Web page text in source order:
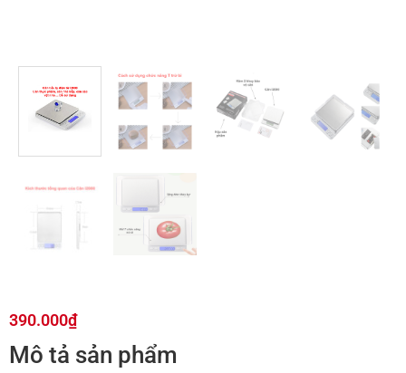
390.000₫
Mô tả sản phẩm